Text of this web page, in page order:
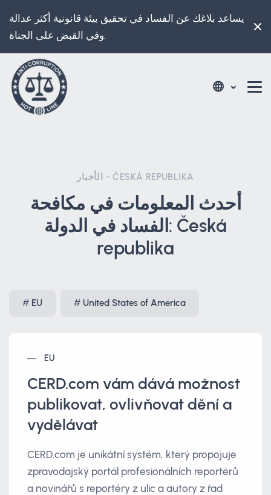
يساعد بلاغك عن الفساد في تحقيق بيئة قانونية أكثر عدالة
وفي القبض على الجناة.
الأخبار - ČESKÁ REPUBLIKA
أحدث المعلومات في مكافحة
الفساد في الدولة: Česká
republika
EU United States of America
EU
CERD.com vám dává možnost
publikovat, ovlivňovat dění a
vydělávat
CERD.com je unikátní systém, který propojuje
zpravodajský portál profesionálních reportérů
a novinářů s reportéry z ulic a autory z řad